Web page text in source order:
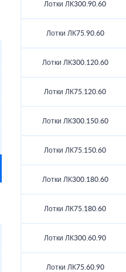
Лотки ЛК300.90.60
Лотки ЛК75.90.60
Лотки ЛК300.120.60
Лотки ЛК75.120.60
Лотки ЛК300.150.60
Лотки ЛК75.150.60
Лотки ЛК300.180.60
Лотки ЛК75.180.60
Лотки ЛК300.60.90
Лотки ЛК75.60.90